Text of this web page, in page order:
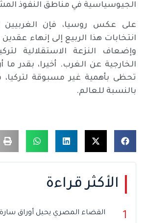
الجيوسياسية في مناطق النفوذ
على عكس روسيا، فإن الغربيين
انتخابات هذا الربيع إلى إنهاء
وإضعاف النزعة الاستقلالية
الخارجية عن الغرب. أخيرا، بقدر ما
تحظى بأهمية غير مسبوقة لتركيا،
بالنسبة للعالم.
الأكثر قراءة
1 القضاء المصري يحيل أوراق